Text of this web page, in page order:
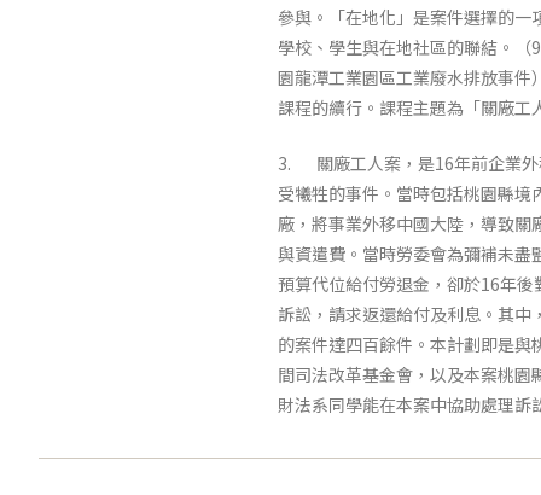
參與。「在地化」是案件選擇的一
學校、學生與在地社區的聯結。（
園龍潭工業園區工業廢水排放事件
課程的續行。課程主題為「關廠工
3. 關廠工人案，是16年前企業外
受犧牲的事件。當時包括桃園縣境
廠，將事業外移中國大陸，導致關
與資遣費。當時勞委會為彌補未盡
預算代位給付勞退金，卻於16年
訴訟，請求返還給付及利息。其中
的案件達四百餘件。本計劃即是與
間司法改革基金會，以及本案桃園
財法系同學能在本案中協助處理訴